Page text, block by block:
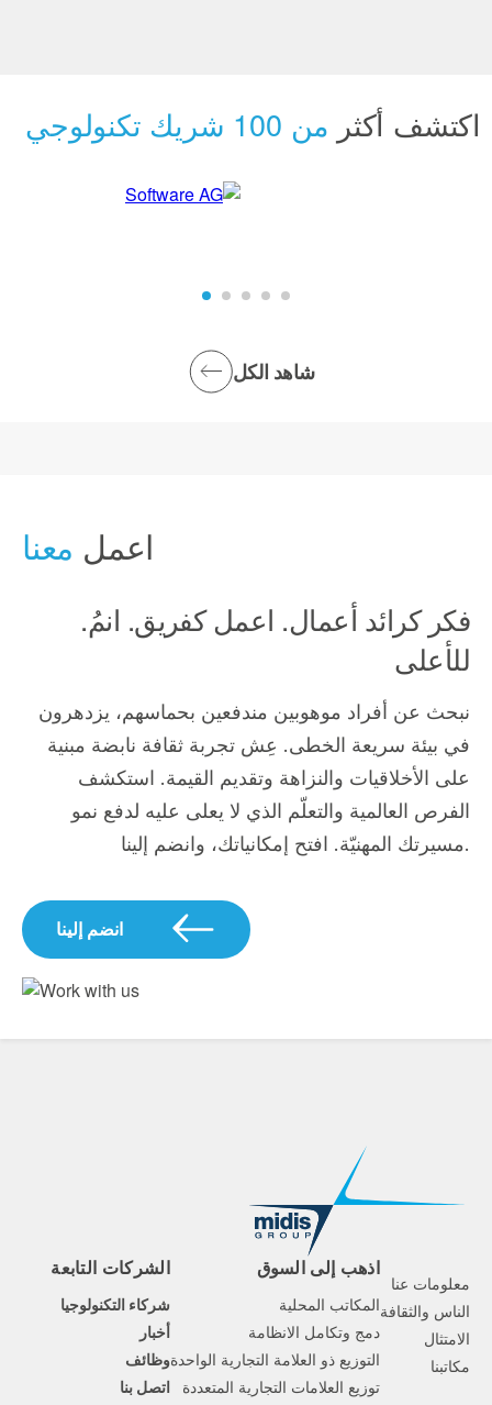
اكتشف أكثر من 100 شريك تكنولوجي
شاهد الكل
اعمل معنا
.فكر كرائد أعمال. اعمل كفريق. انمُ
للأعلى
نبحث عن أفراد موهوبين مندفعين بحماسهم، يزدهرون
في بيئة سريعة الخطى. عِش تجربة ثقافة نابضة مبنية
على الأخلاقيات والنزاهة وتقديم القيمة. استكشف
الفرص العالمية والتعلّم الذي لا يعلى عليه لدفع نمو
مسيرتك المهنيّة. افتح إمكانياتك، وانضم إلينا.
انضم إلينا
معلومات عنا
الناس والثقافة
الامتثال
مكاتبنا
اذهب إلى السوق
المكاتب المحلية
دمج وتكامل الانظامة
التوزيع ذو العلامة التجارية الواحدة
توزيع العلامات التجارية المتعددة
الشركات التابعة
شركاء التكنولوجيا
أخبار
وظائف
اتصل بنا